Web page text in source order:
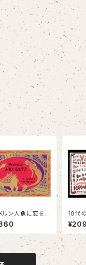
ルン人魚に恋をす
10代